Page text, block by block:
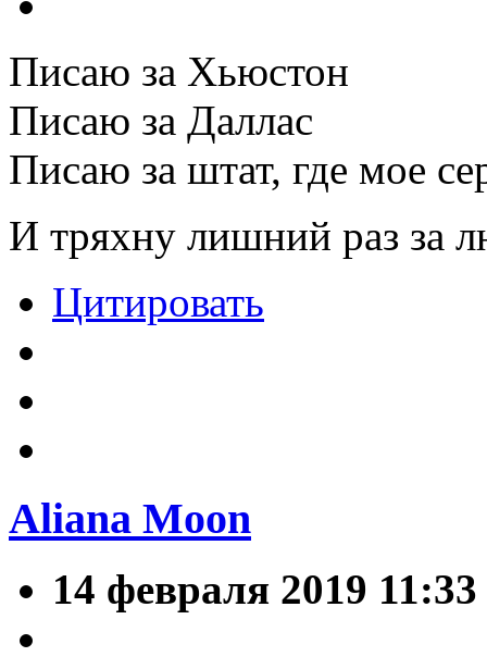
Писаю за Хьюстон
Писаю за Даллас
Писаю за штат, где мое
И тряхну лишний раз за
Цитировать
Aliana Moon
14 февраля 2019 11:33